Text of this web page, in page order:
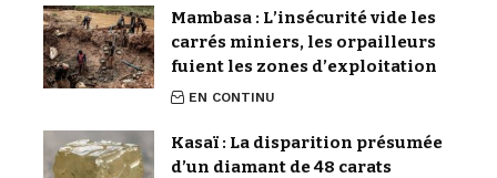
Mambasa : L’insécurité vide les
carrés miniers, les orpailleurs
fuient les zones d’exploitation
EN CONTINU
Kasaï : La disparition présumée
d’un diamant de 48 carats